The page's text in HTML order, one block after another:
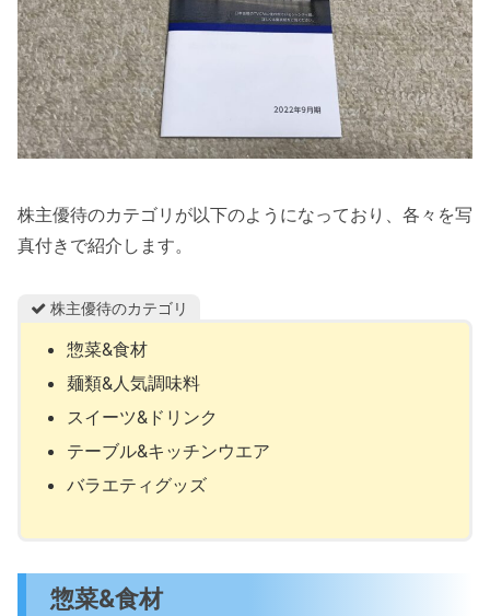
株主優待のカテゴリが以下のようになっており、各々を写
真付きで紹介します。
株主優待のカテゴリ
惣菜&食材
麺類&人気調味料
スイーツ&ドリンク
テーブル&キッチンウエア
バラエティグッズ
惣菜&食材